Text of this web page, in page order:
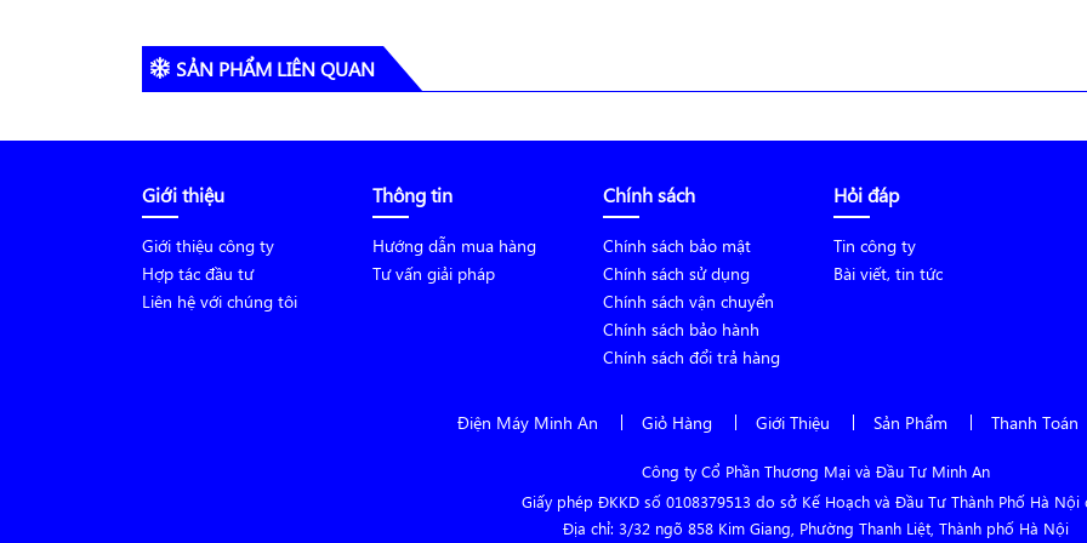
SẢN PHẨM LIÊN QUAN
Giới thiệu
Giới thiệu công ty
Hợp tác đầu tư
Liên hệ với chúng tôi
Thông tin
Hướng dẫn mua hàng
Tư vấn giải pháp
Chính sách
Chính sách bảo mật
Chính sách sử dụng
Chính sách vận chuyển
Chính sách bảo hành
Chính sách đổi trả hàng
Hỏi đáp
Tin công ty
Bài viết, tin tức
Điện Máy Minh An Giỏ Hàng Giới Thiệu Sản Phẩm Thanh Toán
Công ty Cổ Phần Thương Mại và Đầu Tư Minh An
Giấy phép ĐKKD số 0108379513 do sở Kế Hoạch và Đầu Tư Thành Phố Hà Nội
Địa chỉ: 3/32 ngõ 858 Kim Giang, Phường Thanh Liệt, Thành phố Hà Nội